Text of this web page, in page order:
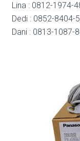
Lina : 0812-1974-
Dedi : 0852-8404-
Dani : 0813-1087-